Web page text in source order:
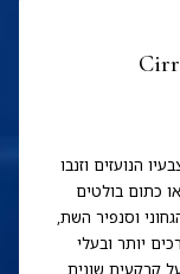
הנועזים וזנבו
כתום בולטים
וסנפיר השת,
יותר ובעלי
קרקעית שונית